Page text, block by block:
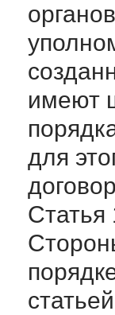
имеют
для
Статья